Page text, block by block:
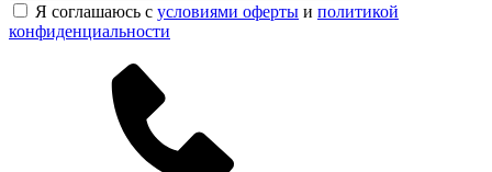
Я соглашаюсь с условиями оферты и политикой
конфиденциальности